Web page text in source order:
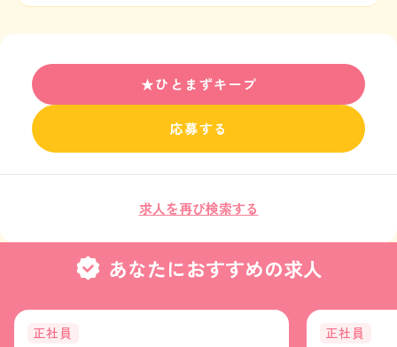
★ひとまずキープ
応募する
求人を再び検索する
あなたにおすすめの求人
正社員 正社員